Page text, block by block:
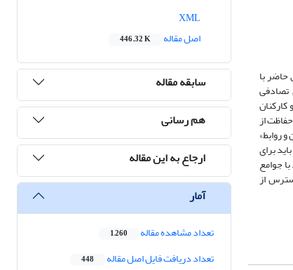
حاضر با
132 نفر با روش نمونه‌گیری تصادفی
از
و روابط»
باید برای
جوامع
از
اصل مقاله
446.32 K
سابقه مقاله
هم رسانی
ارجاع به این مقاله
آمار
تعداد مشاهده مقاله 1,260
تعداد دریافت فایل اصل مقاله 448